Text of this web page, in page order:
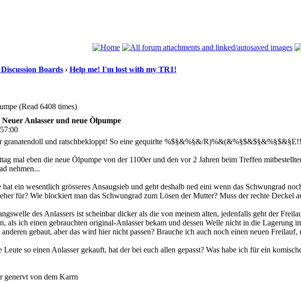
Boards › Help me! I'm lost with my TR1!
(Read 6408 times)
Anlasser und neue Ölpumpe
granatendoll und ratschbekloppt! So eine gequirlte %$§&%§&/
mal eben die neue Ölpumpe von der 1100er und den vor 2 Jahren beim Treffen
nehmen...
ein wesentlich grösseres Ansaugsieb und geht deshalb ned eini wenn das Schwungrad
für? Wie blockiert man das Schwungrad zum Lösen der Mutter? Muss der rechte Deckel
des Anlassers ist scheinbar dicker als die von meinem alten, jedenfalls geht der
als ich einen gebrauchten original-Anlasser bekam und dessen Welle nicht in die Lagerung
anderen gebaut, aber das wird hier nicht passen? Brauche ich auch noch einen neuen
Leute so einen Anlasser gekauft, hat der bei euch allen gepasst? Was habe ich für ein
genervt von dem Karrn